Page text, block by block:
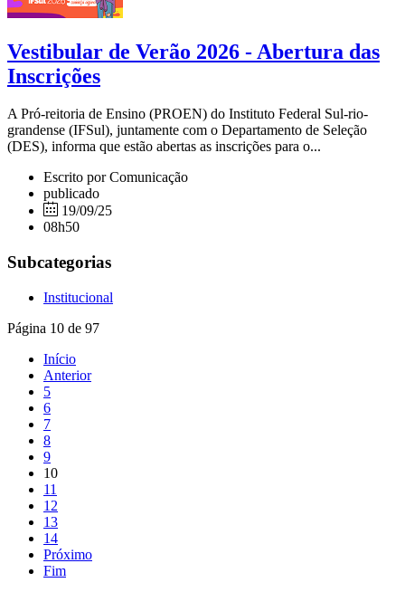
Vestibular de Verão 2026 - Abertura das
Inscrições
A Pró-reitoria de Ensino (PROEN) do Instituto Federal Sul-rio-
grandense (IFSul), juntamente com o Departamento de Seleção
(DES), informa que estão abertas as inscrições para o...
Escrito por Comunicação
publicado
19/09/25
08h50
Subcategorias
Institucional
Página 10 de 97
Início
Anterior
5
6
7
8
9
10
11
12
13
14
Próximo
Fim